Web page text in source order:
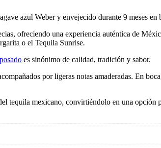
azul Weber y envejecido durante 9 meses en
ofreciendo una experiencia auténtica de
o el Tequila Sunrise.
es sinónimo de calidad, tradición y sabor.
por ligeras notas amaderadas. En
tequila mexicano, convirtiéndolo en una opción